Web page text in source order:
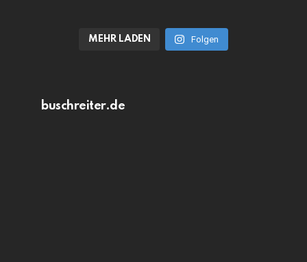
MEHR LADEN Folgen
buschreiter.de